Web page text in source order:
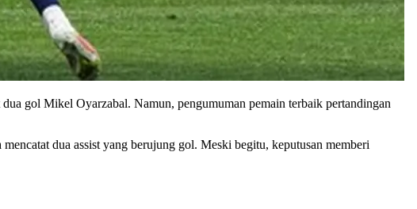
gol Mikel Oyarzabal. Namun, pengumuman pemain terbaik pertandingan
dua assist yang berujung gol. Meski begitu, keputusan memberi